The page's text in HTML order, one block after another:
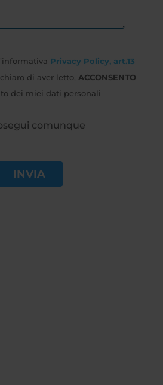
Privacy Policy, art.13
di aver letto, ACCONSENTO
dei miei dati personali
comunque